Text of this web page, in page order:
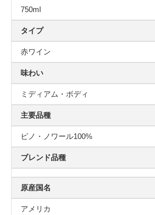
750ml
タイプ
赤ワイン
味わい
ミディアム・ボディ
主要品種
ピノ・ノワール100%
ブレンド品種
原産国名
アメリカ